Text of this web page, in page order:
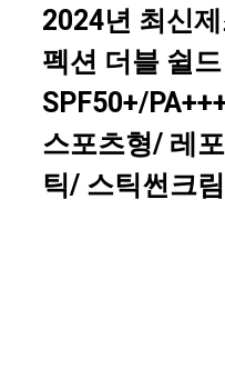
2024년 최신
펙션 더블 쉴
SPF50+/
스포츠형/ 레
틱/ 스틱썬크